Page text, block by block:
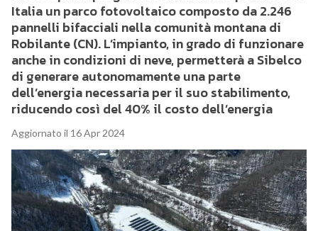
Italia un parco fotovoltaico composto da 2.246
pannelli bifacciali nella comunità montana di
Robilante (CN). L’impianto, in grado di funzionare
anche in condizioni di neve, permetterà a Sibelco
di generare autonomamente una parte
dell’energia necessaria per il suo stabilimento,
riducendo così del 40% il costo dell’energia
Aggiornato il 16 Apr 2024